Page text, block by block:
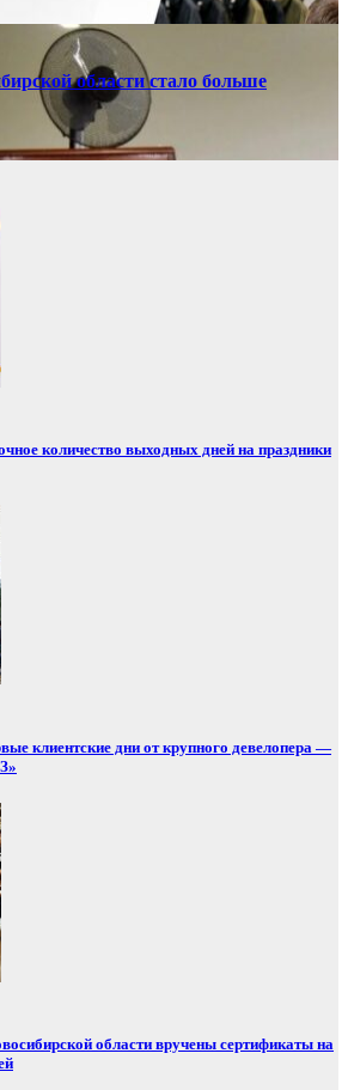
области стало больше
количество выходных дней на праздники
клиентские дни от крупного девелопера —
области вручены сертификаты на